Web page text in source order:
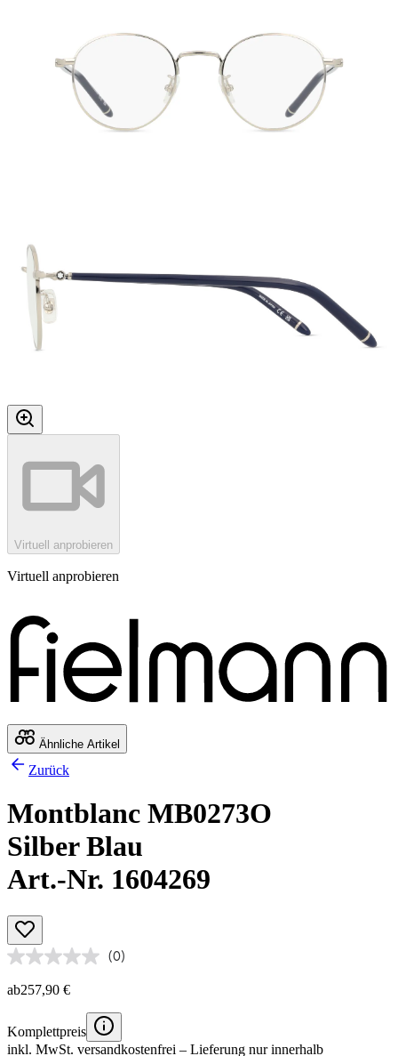
Virtuell anprobieren
Virtuell anprobieren
Ähnliche Artikel
Zurück
Montblanc MB0273O
Silber Blau
Art.-Nr. 1604269
(0)
ab257,90 €
Komplettpreis
inkl. MwSt. versandkostenfrei – Lieferung nur innerhalb